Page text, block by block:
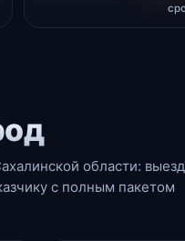
области:
с полным пакетом